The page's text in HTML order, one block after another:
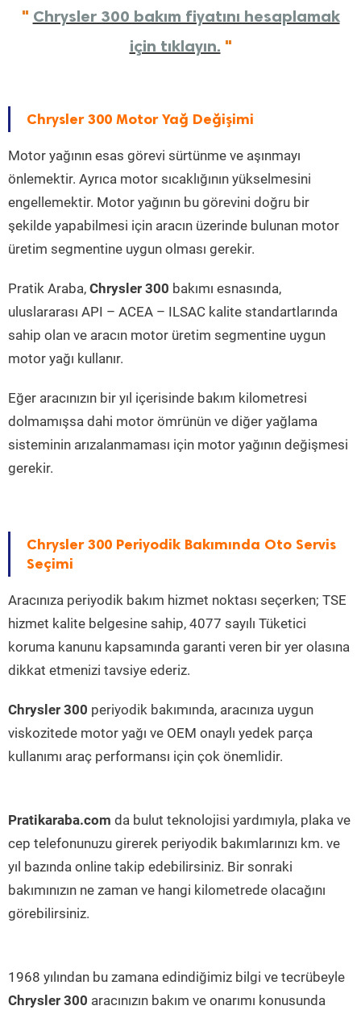
" Chrysler 300 bakım fiyatını hesaplamak
için tıklayın. "
Chrysler 300 Motor Yağ Değişimi
Motor yağının esas görevi sürtünme ve aşınmayı
önlemektir. Ayrıca motor sıcaklığının yükselmesini
engellemektir. Motor yağının bu görevini doğru bir
şekilde yapabilmesi için aracın üzerinde bulunan motor
üretim segmentine uygun olması gerekir.
Pratik Araba, Chrysler 300 bakımı esnasında,
uluslararası API – ACEA – ILSAC kalite standartlarında
sahip olan ve aracın motor üretim segmentine uygun
motor yağı kullanır.
Eğer aracınızın bir yıl içerisinde bakım kilometresi
dolmamışsa dahi motor ömrünün ve diğer yağlama
sisteminin arızalanmaması için motor yağının değişmesi
gerekir.
Chrysler 300 Periyodik Bakımında Oto Servis
Seçimi
Aracınıza periyodik bakım hizmet noktası seçerken; TSE
hizmet kalite belgesine sahip, 4077 sayılı Tüketici
koruma kanunu kapsamında garanti veren bir yer olasına
dikkat etmenizi tavsiye ederiz.
Chrysler 300 periyodik bakımında, aracınıza uygun
viskozitede motor yağı ve OEM onaylı yedek parça
kullanımı araç performansı için çok önemlidir.
Pratikaraba.com da bulut teknolojisi yardımıyla, plaka ve
cep telefonunuzu girerek periyodik bakımlarınızı km. ve
yıl bazında online takip edebilirsiniz. Bir sonraki
bakımınızın ne zaman ve hangi kilometrede olacağını
görebilirsiniz.
1968 yılından bu zamana edindiğimiz bilgi ve tecrübeyle
Chrysler 300 aracınızın bakım ve onarımı konusunda